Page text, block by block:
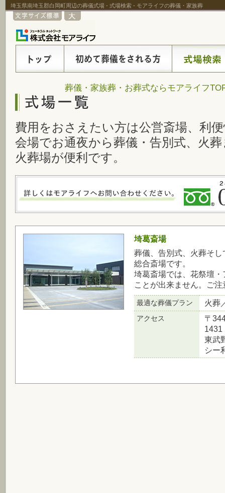
埼玉県南埼玉郡白岡町周辺の葬儀式場 - 式場検索 - モアライフの葬儀・家族葬
葬儀・家族葬・お葬式ならモアライフ
費用をおさえたい方は公営斎場、利
会場でお通夜から葬儀・告別式、火
火葬場が便利です。
埼葛斎場
葬儀、告別式、火葬そ
総合斎場です。
埼葛斎場では、花祭壇
ことが出来ません。ご
最適な葬儀プラン 火葬
アクセス
〒
1431
東武
シー